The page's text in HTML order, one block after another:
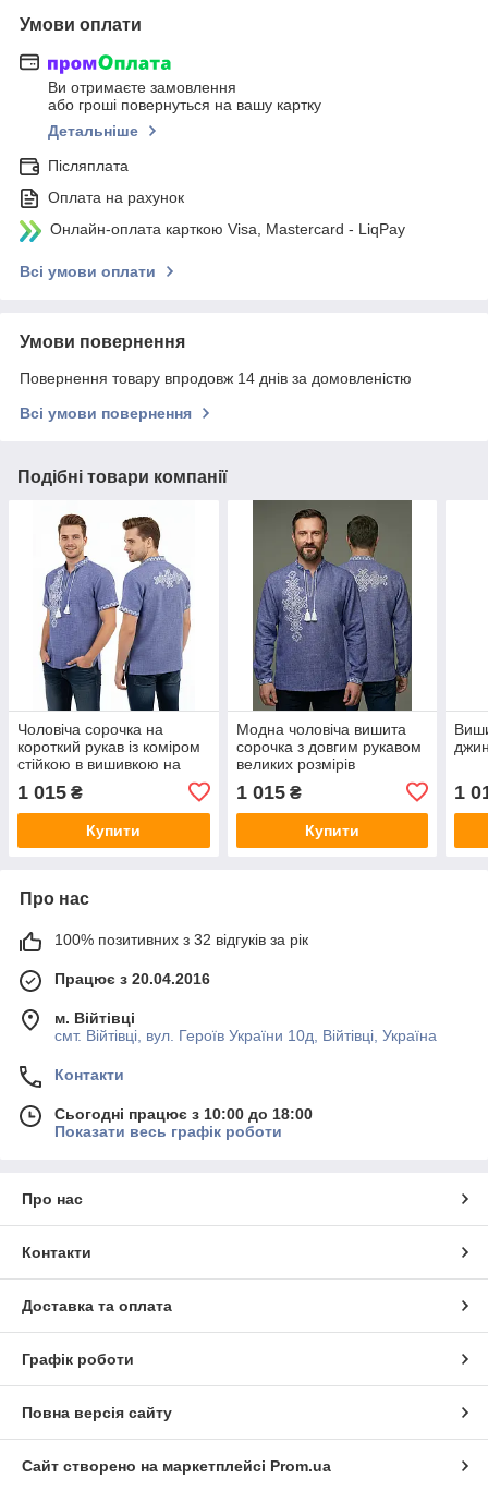
Умови оплати
Ви отримаєте замовлення
або гроші повернуться на вашу картку
Детальніше
Післяплата
Оплата на рахунок
Онлайн-оплата карткою Visa, Mastercard - LiqPay
Всі умови оплати
Умови повернення
Повернення товару впродовж 14 днів за домовленістю
Всі умови повернення
Подібні товари компанії
Чоловіча сорочка на
короткий рукав із коміром
стійкою в вишивкою на
1 015 ₴
Купити
Модна чоловіча вишита
сорочка з довгим рукавом
великих розмірів
1 015₴
Купити
1
Про нас
100% позитивних з 32 відгуків за рік
Працює з 20.04.2016
м. Війтівці
смт. Війтівці, вул. Героїв України 10д, Війтівці, Україна
Контакти
Сьогодні працює з 10:00 до 18:00
Показати весь графік роботи
Про нас
Контакти
Доставка та оплата
Графік роботи
Повна версія сайту
Сайт створено на маркетплейсі Prom.ua